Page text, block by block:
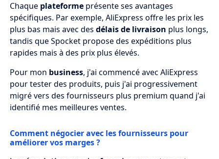
Chaque plateforme présente ses avantages
spécifiques. Par exemple, AliExpress offre les prix les
plus bas mais avec des délais de livraison plus longs,
tandis que Spocket propose des expéditions plus
rapides mais à des prix plus élevés.
Pour mon business, j'ai commencé avec AliExpress
pour tester des produits, puis j'ai progressivement
migré vers des fournisseurs plus premium quand j'ai
identifié mes meilleures ventes.
Comment négocier avec les fournisseurs pour
améliorer vos marges ?